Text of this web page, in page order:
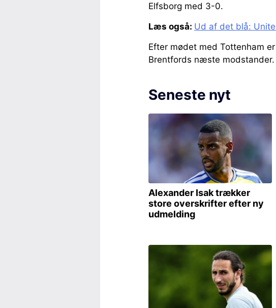
Elfsborg med 3-0.
Læs også: Ud af det blå:
Efter mødet med Tottenham
Brentfords næste modstander.
Seneste nyt